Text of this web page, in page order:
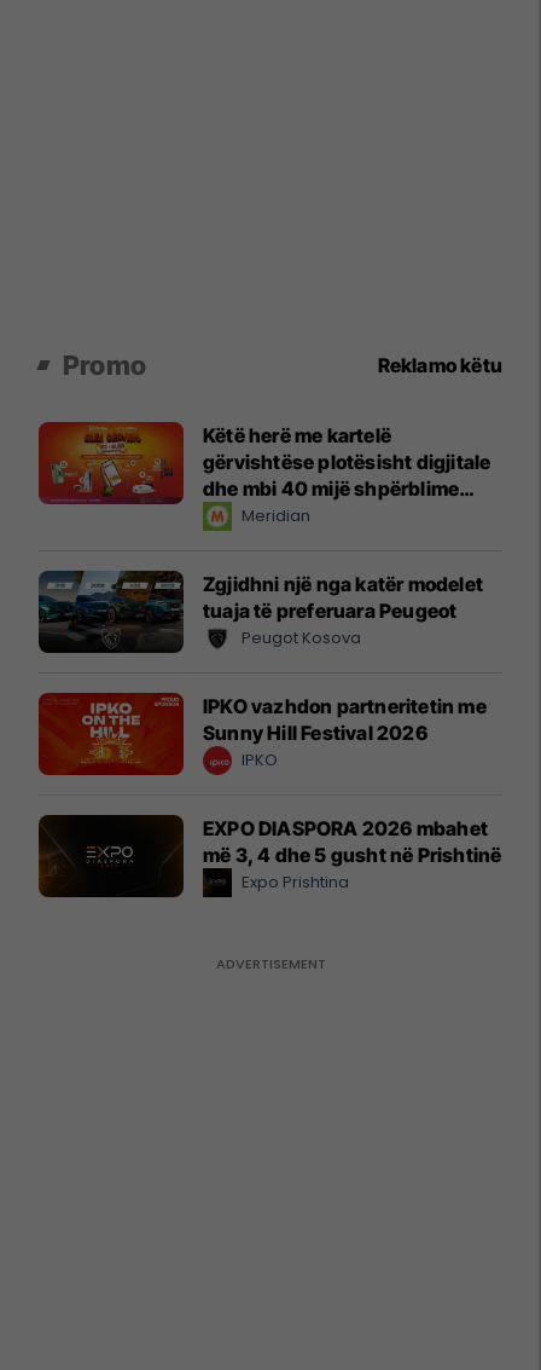
Promo Reklamo këtu
Këtë herë me kartelë
gërvishtëse plotësisht digjitale
dhe mbi 40 mijë shpërblime
instant!Meridian
Zgjidhni një nga katër modelet
tuaja të preferuara Peugeot
Peugot Kosova
IPKO vazhdon partneritetin me
Sunny Hill Festival 2026
IPKO
EXPO DIASPORA 2026 mbahet
më 3, 4 dhe 5 gusht në Prishtinë
Expo Prishtina